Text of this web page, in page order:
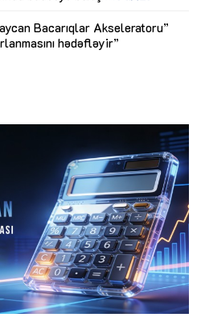
Bacarıqlar Akseleratoru”
hədəfləyir”